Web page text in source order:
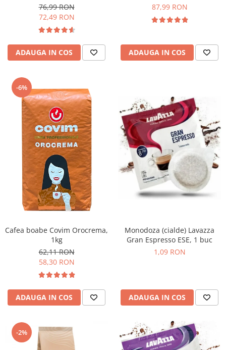
Pahare de cafea
Consumabile
Ciocolata calda
Lapte instant
Pliculete Zahar si Miere
Siropuri
Topping
Aparate SH
Promotii
Stabilizatoare tensiune
Piese schimb espressoare
Curatare
Portafiltre
Tamper
Altele
76,99 RON
72,49 RON
ADAUGA IN COS
87,99 RON
ADAUGA IN COS
-6%
Cafea boabe Covim Orocrema,
1kg
62,11 RON
58,30 RON
ADAUGA IN COS
Monodoza (cialde) Lavazza
Gran Espresso ESE, 1 buc
1,09 RON
ADAUGA IN COS
-2%